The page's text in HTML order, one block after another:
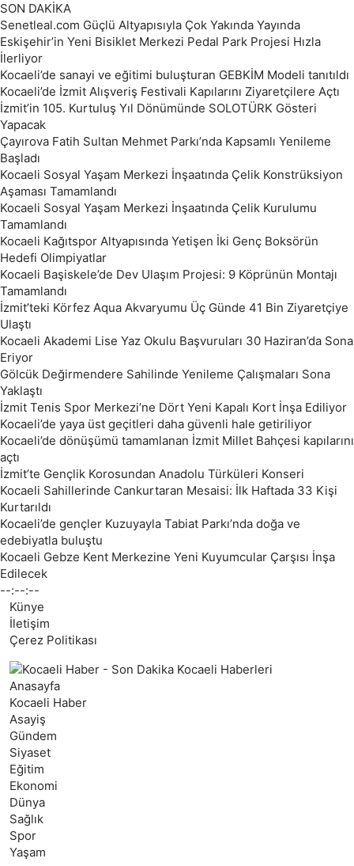
SON DAKİKA
Senetleal.com Güçlü Altyapısıyla Çok Yakında Yayında
Eskişehir’in Yeni Bisiklet Merkezi Pedal Park Projesi Hızla
İlerliyor
Kocaeli’de sanayi ve eğitimi buluşturan GEBKİM Modeli tanıtıldı
Kocaeli’de İzmit Alışveriş Festivali Kapılarını Ziyaretçilere Açtı
İzmit’in 105. Kurtuluş Yıl Dönümünde SOLOTÜRK Gösteri
Yapacak
Çayırova Fatih Sultan Mehmet Parkı’nda Kapsamlı Yenileme
Başladı
Kocaeli Sosyal Yaşam Merkezi İnşaatında Çelik Konstrüksiyon
Aşaması Tamamlandı
Kocaeli Sosyal Yaşam Merkezi İnşaatında Çelik Kurulumu
Tamamlandı
Kocaeli Kağıtspor Altyapısında Yetişen İki Genç Boksörün
Hedefi Olimpiyatlar
Kocaeli Başiskele’de Dev Ulaşım Projesi: 9 Köprünün Montajı
Tamamlandı
İzmit’teki Körfez Aqua Akvaryumu Üç Günde 41 Bin Ziyaretçiye
Ulaştı
Kocaeli Akademi Lise Yaz Okulu Başvuruları 30 Haziran’da Sona
Eriyor
Gölcük Değirmendere Sahilinde Yenileme Çalışmaları Sona
Yaklaştı
İzmit Tenis Spor Merkezi’ne Dört Yeni Kapalı Kort İnşa Ediliyor
Kocaeli’de yaya üst geçitleri daha güvenli hale getiriliyor
Kocaeli’de dönüşümü tamamlanan İzmit Millet Bahçesi kapılarını
açtı
İzmit’te Gençlik Korosundan Anadolu Türküleri Konseri
Kocaeli Sahillerinde Cankurtaran Mesaisi: İlk Haftada 33 Kişi
Kurtarıldı
Kocaeli’de gençler Kuzuyayla Tabiat Parkı’nda doğa ve
edebiyatla buluştu
Kocaeli Gebze Kent Merkezine Yeni Kuyumcular Çarşısı İnşa
Edilecek
--:--:--
Künye
İletişim
Çerez Politikası
Anasayfa
Kocaeli Haber
Asayiş
Gündem
Siyaset
Eğitim
Ekonomi
Dünya
Sağlık
Spor
Yaşam